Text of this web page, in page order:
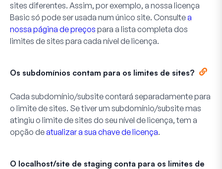
sites diferentes. Assim, por exemplo, a nossa licença
Basic só pode ser usada num único site. Consultea
nossa página de preços para a lista completa dos
limites de sites para cada nível de licença.
Os subdomínios contam para os limites de sites?
Cada subdomínio/subsite contará separadamente para
o limite de sites. Se tiver um subdomínio/subsite mas
atingiu o limite de sites do seu nível de licença, tem a
opção deatualizar a sua chave de licença.
O localhost/site de staging conta para os limites de